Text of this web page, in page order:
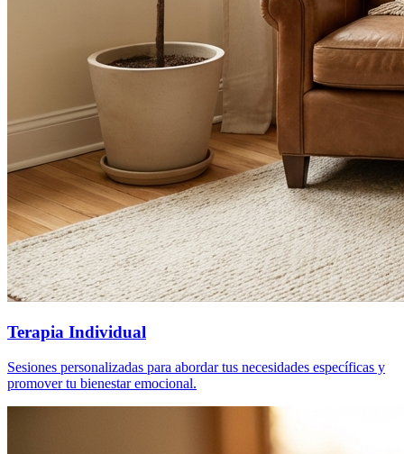
Terapia Individual
Sesiones personalizadas para abordar tus necesidades específicas y
promover tu bienestar emocional.